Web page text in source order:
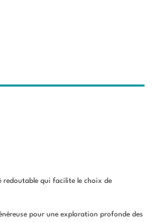
qui facilite le choix de
pour une exploration profonde des